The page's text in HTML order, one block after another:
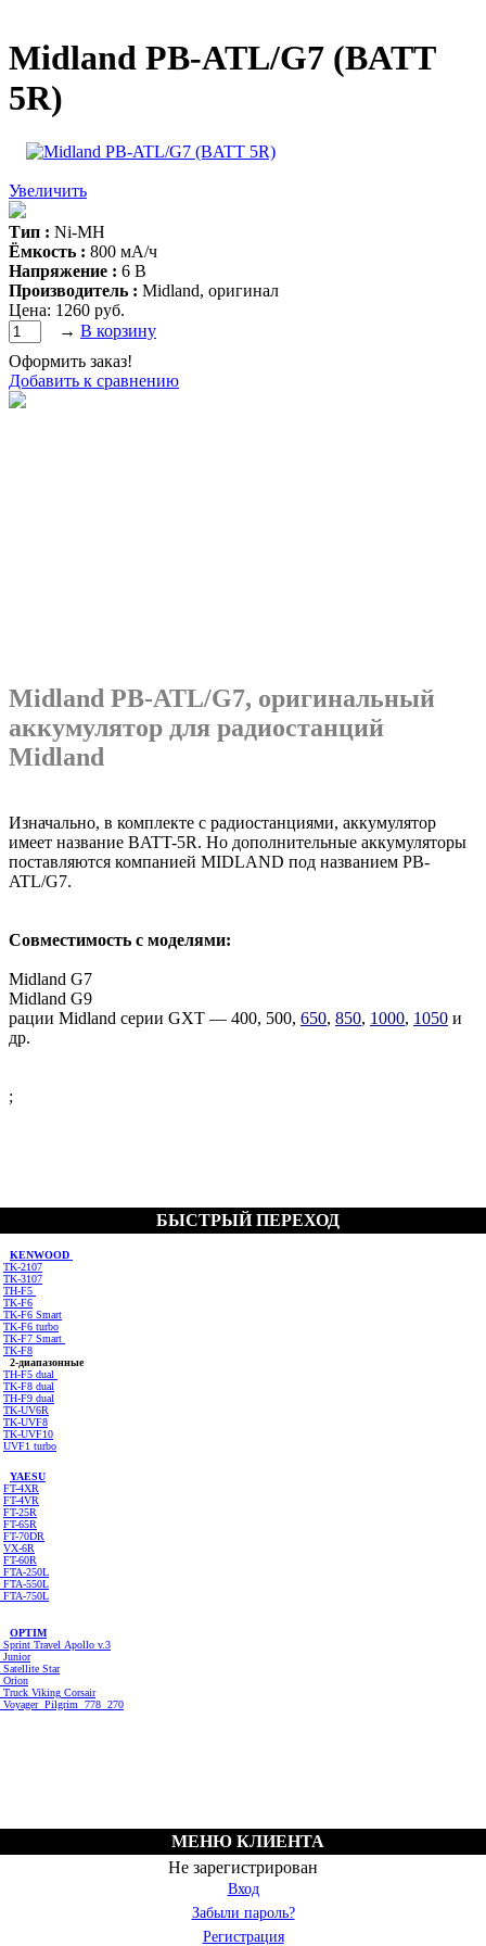
Midland PB-ATL/G7 (BATT
5R)
Увеличить
Тип : Ni-MH
Ёмкость : 800 мА/ч
Напряжение : 6 В
Производитель : Midland, оригинал
Цена: 1260 руб.
→ В корзину
Оформить заказ!
Добавить к сравнению
Midland PB-ATL/G7, оригинальный
аккумулятор для радиостанций
Midland
Изначально, в комплекте с радиостанциями, аккумулятор
имеет название BATT-5R. Но дополнительные аккумуляторы
поставляются компанией MIDLAND под названием PB-
ATL/G7.
Совместимость с моделями:
Midland G7
Midland G9
рации Midland серии GXT — 400, 500, 650, 850, 1000, 1050 и
др.
;
БЫСТРЫЙ ПЕРЕХОД
KENWOOD
TK-2107
TK-3107
TH-F5
TK-F6
TK-F6 Smart
TK-F6 turbo
TK-F7 Smart
TK-F8
2-диапазонные
TH-F5 dual
TK-F8 dual
TH-F9 dual
TK-UV6R
TK-UVF8
TK-UVF10
UVF1 turbo
YAESU
FT-4XR
FT-4VR
FT-25R
FT-65R
FT-70DR
VX-6R
FT-60R
FTA-250L
FTA-550L
FTA-750L
OPTIM
Sprint Travel Apollo v.3
Junior
Satellite Star
Orion
Truck Viking Corsair
Voyager Pilgrim 778 270
МЕНЮ КЛИЕНТА
Не зарегистрирован
Вход
Забыли пароль?
Регистрация